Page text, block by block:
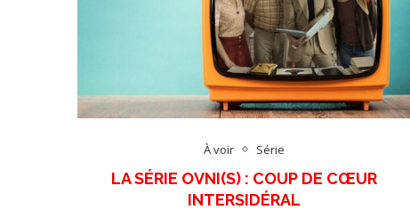
À voir Série
LA SÉRIE OVNI(S) : COUP DE CŒUR
INTERSIDÉRAL